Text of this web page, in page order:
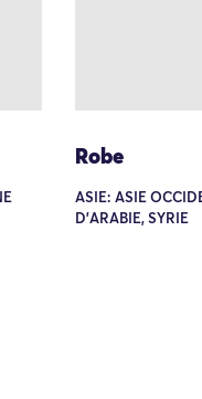
Robe
ASIE: ASIE
D'ARABIE, SYRIE